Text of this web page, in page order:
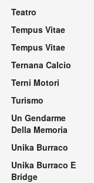
Teatro
Tempus Vitae
Tempus Vitae
Ternana Calcio
Terni Motori
Turismo
Un Gendarme
Della Memoria
Unika Burraco
Unika Burraco E
Bridge